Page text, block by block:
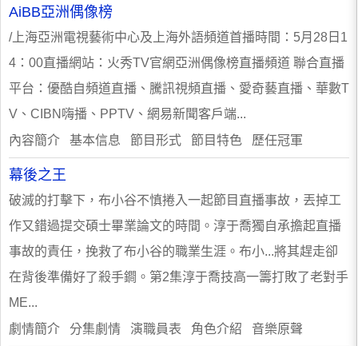
AiBB亞洲偶像榜
/上海亞洲電視藝術中心及上海外語頻道首播時間：5月28日1
4：00直播網站：火秀TV官網亞洲偶像榜直播頻道 聯合直播
平台：優酷自頻道直播、騰訊視頻直播、愛奇藝直播、華數T
V、CIBN嗨播、PPTV、網易新聞客戶端...
內容簡介 基本信息 節目形式 節目特色 歷任冠軍
幕後之王
破滅的打擊下，布小谷不慎捲入一起節目直播事故，丟掉工
作又錯過提交碩士畢業論文的時間。淳于喬獨自承擔起直播
事故的責任，挽救了布小谷的職業生涯。布小...將其趕走卻
在背後準備好了殺手鐧。第2集淳于喬技高一籌打敗了老對手
ME...
劇情簡介 分集劇情 演職員表 角色介紹 音樂原聲